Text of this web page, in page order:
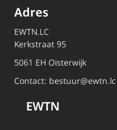
Adres
EWTN.LC
Kerkstraat 95
5061 EH Oisterwijk
Contact: bestuur@ewtn.lc
EWTN